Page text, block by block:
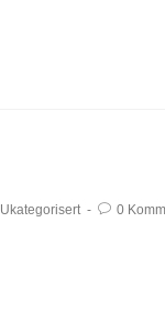
Ukategorisert 0